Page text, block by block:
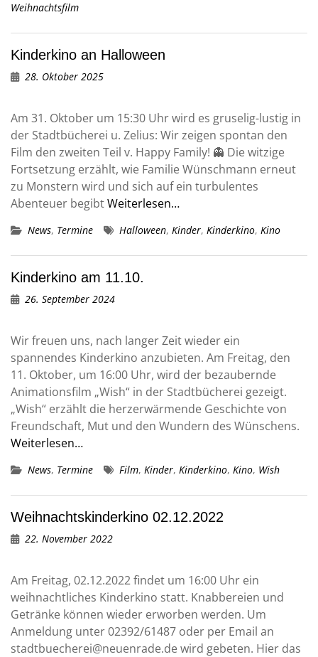
Weihnachtsfilm
Kinderkino an Halloween
28. Oktober 2025
Am 31. Oktober um 15:30 Uhr wird es gruselig-lustig in
der Stadtbücherei u. Zelius: Wir zeigen spontan den
Film den zweiten Teil v. Happy Family! 👻 Die witzige
Fortsetzung erzählt, wie Familie Wünschmann erneut
zu Monstern wird und sich auf ein turbulentes
Abenteuer begibtWeiterlesen…
News, Termine Halloween, Kinder, Kinderkino, Kino
Kinderkino am 11.10.
26. September 2024
Wir freuen uns, nach langer Zeit wieder ein
spannendes Kinderkino anzubieten. Am Freitag, den
11. Oktober, um 16:00 Uhr, wird der bezaubernde
Animationsfilm „Wish“ in der Stadtbücherei gezeigt.
„Wish“ erzählt die herzerwärmende Geschichte von
Freundschaft, Mut und den Wundern des Wünschens.
Weiterlesen…
News, Termine Film, Kinder, Kinderkino, Kino, Wish
Weihnachtskinderkino 02.12.2022
22. November 2022
Am Freitag, 02.12.2022 findet um 16:00 Uhr ein
weihnachtliches Kinderkino statt. Knabbereien und
Getränke können wieder erworben werden. Um
Anmeldung unter 02392/61487 oder per Email an
stadtbuecherei@neuenrade.de wird gebeten. Hier das